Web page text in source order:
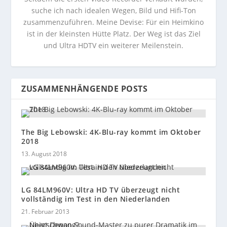
suche ich nach idealen Wegen, Bild und Hifi-Ton
zusammenzuführen. Meine Devise: Für ein Heimkino
ist in der kleinsten Hütte Platz. Der Weg ist das Ziel
und Ultra HDTV ein weiterer Meilenstein.
ZUSAMMENHÄNGENDE POSTS
The Big Lebowski: 4K-Blu-ray kommt im Oktober
2018
13. August 2018
LG 84LM960V: Ultra HD TV überzeugt nicht
vollständig im Test in den Niederlanden
21. Februar 2013